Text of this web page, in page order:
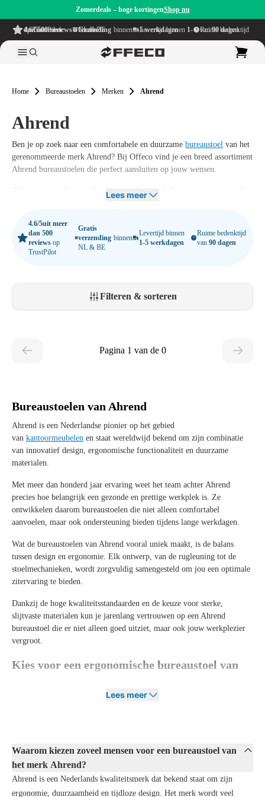
Zomerdeals – hoge kortingenShop nu
4.6/5
uit meer dan 500 reviews
op TrustPilot Gratis verzending
binnen NL & BE Levertijd binnen
1-5 werkdagen Ruime bedenktijd van90 dagen
Home Bureaustoelen Merken Ahrend
Ahrend
Ben je op zoek naar een comfortabele en duurzame bureaustoel van het
gerenommeerde merk Ahrend? Bij Offeco vind je een breed assortiment
Ahrend bureaustoelen die perfect aansluiten op jouw wensen.
Of je nu vanuit huis werkt of een professionele kantooromgeving wilt
Lees meer
4.6/5uit meer
dan 500
reviews op
TrustPilot
Gratis
verzending binnen
NL & BE
Levertijd binnen
1-5 werkdagen
Ruime bedenktijd
van90 dagen
Filteren & sorteren
Pagina 1 van de 0
Bureaustoelen van Ahrend
Ahrend is een Nederlandse pionier op het gebied
van kantoormeubelen en staat wereldwijd bekend om zijn combinatie
van innovatief design, ergonomische functionaliteit en duurzame
materialen.
Met meer dan honderd jaar ervaring weet het team achter Ahrend
precies hoe belangrijk een gezonde en prettige werkplek is. Ze
ontwikkelen daarom bureaustoelen die niet alleen comfortabel
aanvoelen, maar ook ondersteuning bieden tijdens lange werkdagen.
Wat de bureaustoelen van Ahrend vooral uniek maakt, is de balans
tussen design en ergonomie. Elk ontwerp, van de rugleuning tot de
stoelmechanieken, wordt zorgvuldig samengesteld om jou een optimale
zitervaring te bieden.
Dankzij de hoge kwaliteitsstandaarden en de keuze voor sterke,
slijtvaste materialen kun je jarenlang vertrouwen op een Ahrend
bureaustoel die er niet alleen goed uitziet, maar ook jouw werkplezier
vergroot.
Kies voor een ergonomische bureaustoel van
Alle bureaustoelen van Ahrend zijn ontworpen met de gezondheid en
afstelmogelijkheden en materialen die jouw rug, nek en schouders
optimaal ondersteunen.
is een zorgvuldig
Lees meer
Waarom kiezen zoveel mensen voor een bureaustoel van
het merk Ahrend?
Ahrend is een Nederlands kwaliteitsmerk dat bekend staat om zijn
ergonomie, duurzaamheid en tijdloze design. Het merk wordt veel